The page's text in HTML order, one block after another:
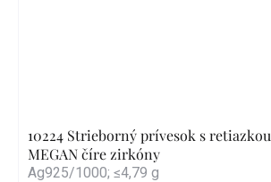
10224 Strieborný prívesok s retiazkou
MEGAN číre zirkóny
Ag925/1000; ≤4,79 g